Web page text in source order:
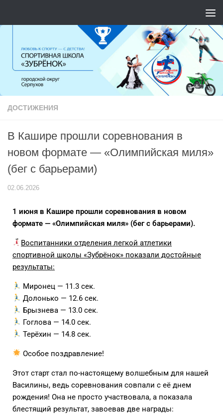
ДОСТИЖЕНИЯ
В Кашире прошли соревнования в
новом формате — «Олимпийская миля»
(бег с барьерами)
02.06.2026
1 июня в Кашире прошли соревнования в новом
формате — «Олимпийская миля» (бег с барьерами).
Воспитанники отделения легкой атлетики
спортивной школы «Зубрёнок» показали достойные
результаты:
Миронец — 11.3 сек.
Долонько — 12.6 сек.
Брызнева — 13.0 сек.
Гоглова — 14.0 сек.
Терёхин — 14.8 сек.
Особое поздравление!
Этот старт стал по-настоящему волшебным для нашей
Василины, ведь соревнования совпали с её днем
рождения! Она не просто участвовала, а показала
блестящий результат, завоевав две награды: